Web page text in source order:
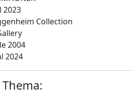
2023
Collection
2004
2024